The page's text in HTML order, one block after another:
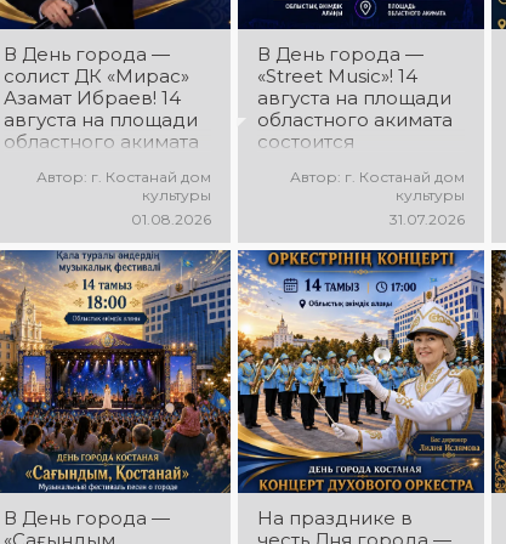
праздничное
настроение!
В День города —
солист ДК «Мирас»
Азамат Ибраев! 14
августа на площади
областного акимата
концертная
программа Азамата
Ибраева! Вас ждут
любимые песни,
яркое выступление,
мощная энергия и
праздничное
настроение!
Автор: г. Костанай дом
культуры
01.08.2026
В День города —
«Street Music»! 14
августа на площади
областного акимата
состоится
программа
коллективов города
«Street Music»! Вас
ждут современная
музыка, яркие
выступления,
мощная энергия и
праздничное
настроение!
Автор: г. Костанай дом
культуры
31.07.2026
В День города —
На празднике в